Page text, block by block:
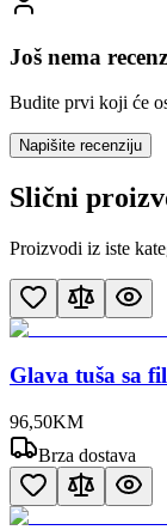
Još nema
Budite prvi koji će
Napišite recenziju
Slični
Proizvodi iz iste
Glava tuša sa
96,50KM
Brza dostava